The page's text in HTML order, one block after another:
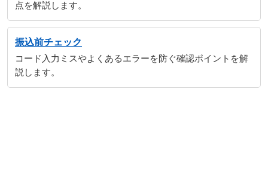
点を解説します。
振込前チェック
コード入力ミスやよくあるエラーを防ぐ確認ポイントを解
説します。